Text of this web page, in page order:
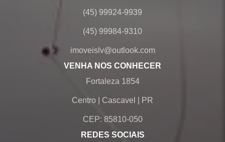
(45) 99924-9939
(45) 99984-9310
imoveislv@outlook.com
VENHA NOS CONHECER
Fortaleza 1854
Centro Cascavel PR
CEP: 85810-050
REDES SOCIAIS